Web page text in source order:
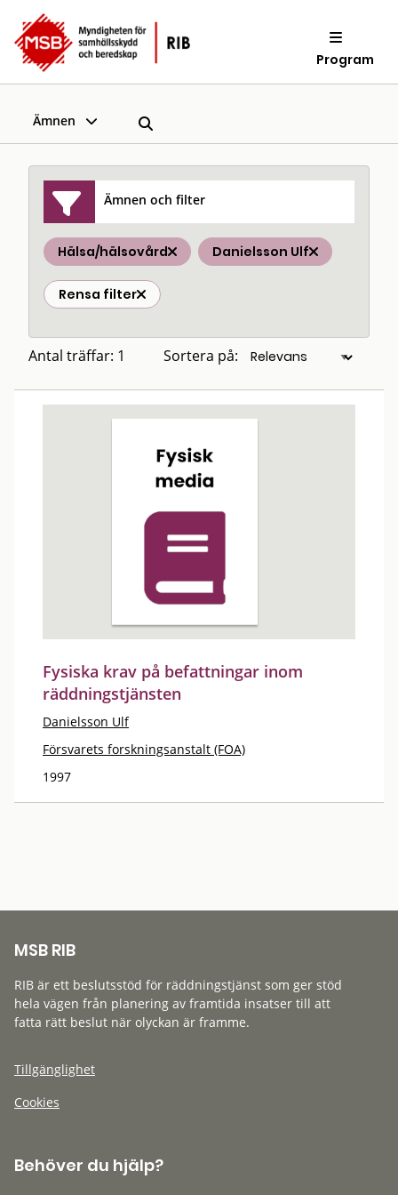
Program
Ämnen
Ämnen och filter
Hälsa/hälsovård Danielsson Ulf
Rensa filter
Antal träffar: 1 Sortera på:
Fysiska krav på befattningar inom
räddningstjänsten
Danielsson Ulf
Försvarets forskningsanstalt (FOA)
1997
MSB RIB
RIB är ett beslutsstöd för räddningstjänst som ger stöd
hela vägen från planering av framtida insatser till att
fatta rätt beslut när olyckan är framme.
Tillgänglighet
Cookies
Behöver du hjälp?